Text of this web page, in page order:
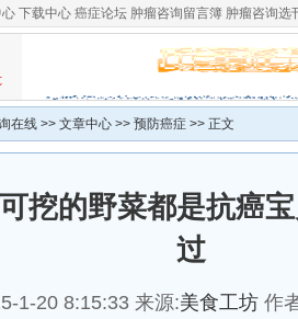
心 下载中心 癌症论坛 肿瘤咨询留言簿 肿瘤咨询选
在线 >> 文章中心 >> 预防癌症 >> 正文
挖的野菜都是抗癌
过
1-20 8:15:33 来源:美食工坊 作